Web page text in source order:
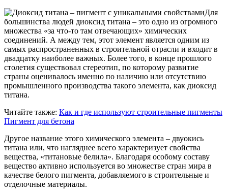
Для
большинства людей диоксид титана – это одно из огромного
множества «за что-то там отвечающих» химических
соединений. А между тем, этот элемент является одним из
самых распространенных в строительной отрасли и входит в
двадцатку наиболее важных. Более того, в конце прошлого
столетия существовал стереотип, по которому развитие
страны оценивалось именно по наличию или отсутствию
промышленного производства такого элемента, как диоксид
титана.
Читайте также: Как и где используют строительные пигменты
Пигмент для бетона
Другое название этого химического элемента – двуокись
титана или, что нагляднее всего характеризует свойства
вещества, «титановые белила». Благодаря особому составу
вещество активно используется во множестве стран мира в
качестве белого пигмента, добавляемого в строительные и
отделочные материалы.